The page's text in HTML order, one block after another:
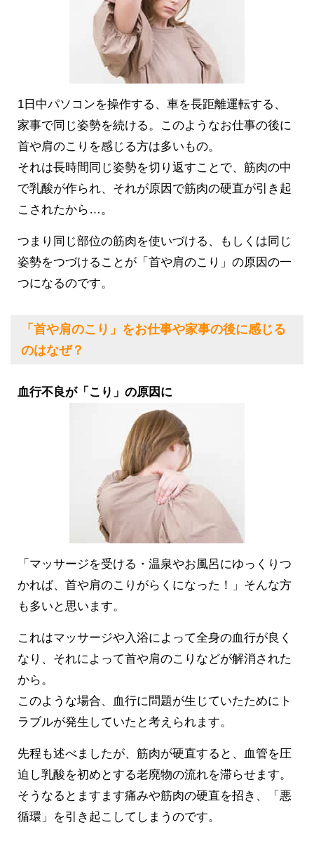
1日中パソコンを操作する、車を長距離運転する、
家事で同じ姿勢を続ける。このようなお仕事の後に
首や肩のこりを感じる方は多いもの。
それは長時間同じ姿勢を切り返すことで、筋肉の中
で乳酸が作られ、それが原因で筋肉の硬直が引き起
こされたから…。
つまり同じ部位の筋肉を使いづける、もしくは同じ
姿勢をつづけることが「首や肩のこり」の原因の一
つになるのです。
「首や肩のこり」をお仕事や家事の後に感じる
のはなぜ？
血行不良が「こり」の原因に
「マッサージを受ける・温泉やお風呂にゆっくりつ
かれば、首や肩のこりがらくになった！」そんな方
も多いと思います。
これはマッサージや入浴によって全身の血行が良く
なり、それによって首や肩のこりなどが解消された
から。
このような場合、血行に問題が生じていたためにト
ラブルが発生していたと考えられます。
先程も述べましたが、筋肉が硬直すると、血管を圧
迫し乳酸を初めとする老廃物の流れを滞らせます。
そうなるとますます痛みや筋肉の硬直を招き、「悪
循環」を引き起こしてしまうのです。